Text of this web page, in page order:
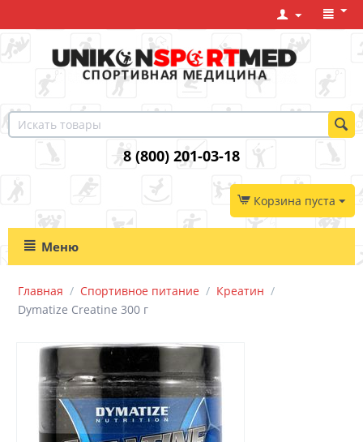
8 (800) 201-03-18
Корзина пуста
Меню
Главная / Спортивное питание / Креатин /
Dymatize Creatine 300 г